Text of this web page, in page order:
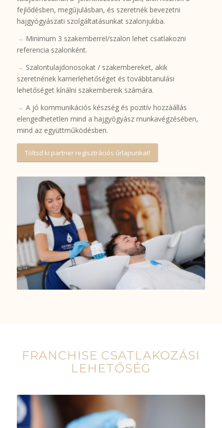
fejlődésben, megújulásban, és szeretnék bevezetni
hajgyógyászati szolgáltatásunkat szalonjukba.
→ Minimum 3 szakemberrel/szalon lehet csatlakozni
referencia szalonként.
→ Szalontulajdonosokat / szakembereket, akik
szeretnének karrierlehetőséget és továbbtanulási
lehetőséget kínálni szakembereik számára.
→ A jó kommunikációs készség és pozitív hozzáállás
elengedhetetlen mind a hajgyógyász munkavégzésében,
mind az együttműködésben.
Töltsd ki partner regisztrációs űrlapunkat!
FRANCHISE CSATLAKOZÁSI
LEHETŐSÉG